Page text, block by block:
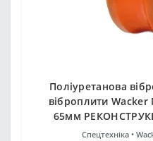
Поліуретанова
віброплити Wacker
65мм
Спецтехніка •